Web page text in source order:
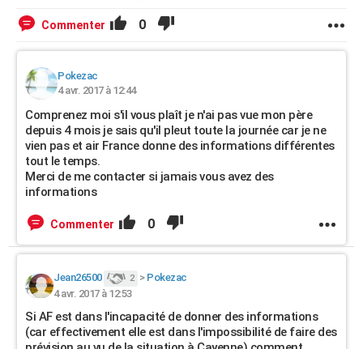
Commenter 0
Pokezac
4 avr. 2017 à 12:44
Comprenez moi s'il vous plaît je n'ai pas vue mon père
depuis 4 mois je sais qu'il pleut toute la journée car je ne
vien pas et air France donne des informations différentes
tout le temps.
Merci de me contacter si jamais vous avez des
informations
Commenter 0
Jean26500 2 > Pokezac
4 avr. 2017 à 12:53
Si AF est dans l'incapacité de donner des informations
(car effectivement elle est dans l'impossibilité de faire des